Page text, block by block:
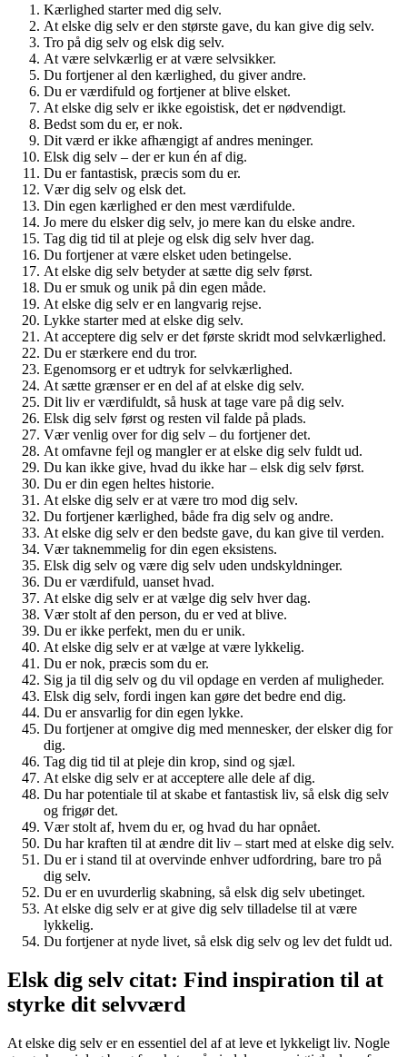
Kærlighed starter med dig selv.
At elske dig selv er den største gave, du kan give dig selv.
Tro på dig selv og elsk dig selv.
At være selvkærlig er at være selvsikker.
Du fortjener al den kærlighed, du giver andre.
Du er værdifuld og fortjener at blive elsket.
At elske dig selv er ikke egoistisk, det er nødvendigt.
Bedst som du er, er nok.
Dit værd er ikke afhængigt af andres meninger.
Elsk dig selv – der er kun én af dig.
Du er fantastisk, præcis som du er.
Vær dig selv og elsk det.
Din egen kærlighed er den mest værdifulde.
Jo mere du elsker dig selv, jo mere kan du elske andre.
Tag dig tid til at pleje og elsk dig selv hver dag.
Du fortjener at være elsket uden betingelse.
At elske dig selv betyder at sætte dig selv først.
Du er smuk og unik på din egen måde.
At elske dig selv er en langvarig rejse.
Lykke starter med at elske dig selv.
At acceptere dig selv er det første skridt mod selvkærlighed.
Du er stærkere end du tror.
Egenomsorg er et udtryk for selvkærlighed.
At sætte grænser er en del af at elske dig selv.
Dit liv er værdifuldt, så husk at tage vare på dig selv.
Elsk dig selv først og resten vil falde på plads.
Vær venlig over for dig selv – du fortjener det.
At omfavne fejl og mangler er at elske dig selv fuldt ud.
Du kan ikke give, hvad du ikke har – elsk dig selv først.
Du er din egen heltes historie.
At elske dig selv er at være tro mod dig selv.
Du fortjener kærlighed, både fra dig selv og andre.
At elske dig selv er den bedste gave, du kan give til verden.
Vær taknemmelig for din egen eksistens.
Elsk dig selv og være dig selv uden undskyldninger.
Du er værdifuld, uanset hvad.
At elske dig selv er at vælge dig selv hver dag.
Vær stolt af den person, du er ved at blive.
Du er ikke perfekt, men du er unik.
At elske dig selv er at vælge at være lykkelig.
Du er nok, præcis som du er.
Sig ja til dig selv og du vil opdage en verden af muligheder.
Elsk dig selv, fordi ingen kan gøre det bedre end dig.
Du er ansvarlig for din egen lykke.
Du fortjener at omgive dig med mennesker, der elsker dig for
dig.
Tag dig tid til at pleje din krop, sind og sjæl.
At elske dig selv er at acceptere alle dele af dig.
Du har potentiale til at skabe et fantastisk liv, så elsk dig selv
og frigør det.
Vær stolt af, hvem du er, og hvad du har opnået.
Du har kraften til at ændre dit liv – start med at elske dig selv.
Du er i stand til at overvinde enhver udfordring, bare tro på
dig selv.
Du er en uvurderlig skabning, så elsk dig selv ubetinget.
At elske dig selv er at give dig selv tilladelse til at være
lykkelig.
Du fortjener at nyde livet, så elsk dig selv og lev det fuldt ud.
Elsk dig selv citat: Find inspiration til at
styrke dit selvværd
At elske dig selv er en essentiel del af at leve et lykkeligt liv. Nogle